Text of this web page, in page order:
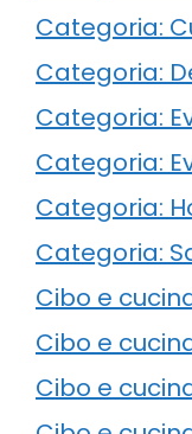
Categoria:
Categoria:
Categoria:
Categoria:
Categoria:
Categoria:
Cibo e
Cibo e
Cibo e